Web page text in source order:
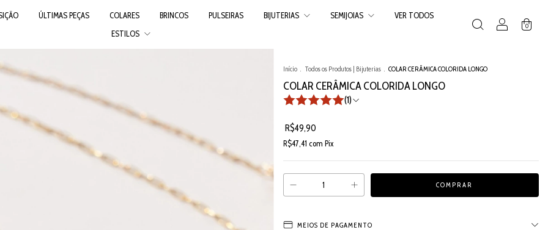
ÚLTIMAS PEÇAS COLARES BRINCOS PULSEIRAS BIJUTERIAS SEMIJOIAS
VER TODOS
ESTILOS
0
Início . Todos os Produtos | Bijuterias . COLAR CERÂMICA COLORIDA LONGO
COLAR CERÂMICA COLORIDA LONGO
(1)
R$49,90
R$47,41 com Pix
MEIOS DE PAGAMENTO